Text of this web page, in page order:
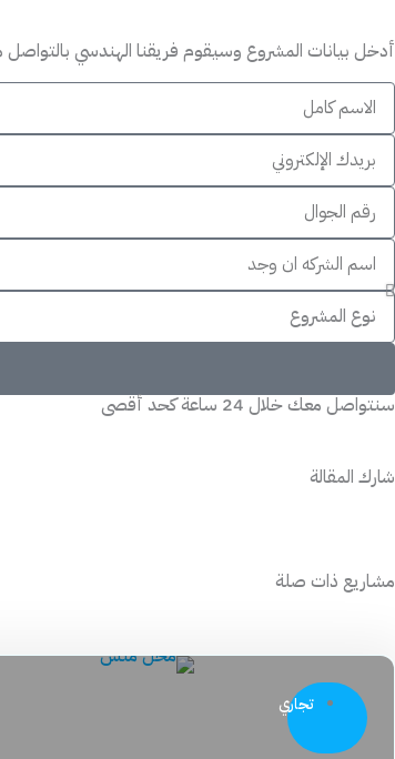
أدخل بيانات المشروع وسيقوم فريقنا الهندسي
سنتواصل معك خلال 24 ساعة كحد أقصى
شارك المقالة
مشاريع ذات صلة
تجاري